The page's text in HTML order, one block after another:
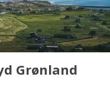
Grønland